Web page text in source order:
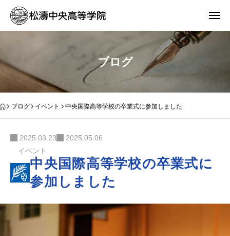
ブログ
ブログ イベント 中央国際高等学校の卒業式に参加しました
2025.03.23
2025.05.06
イベント
中央国際高等学校の卒業式に
参加しました